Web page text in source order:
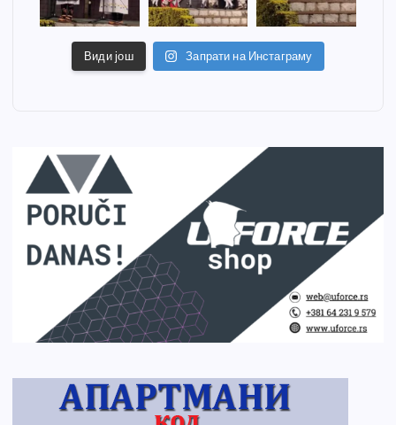
Види још Запрати на Инстаграму